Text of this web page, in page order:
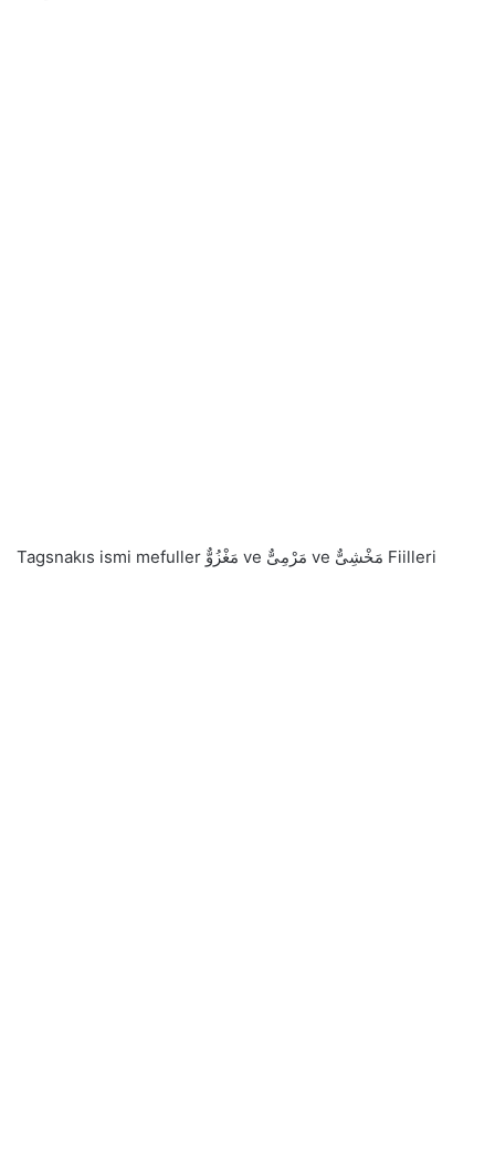
Tags nakıs ismi mefuller مَغْزُوٌّ ve مَرْمِىٌّ ve مَخْشِىٌّ Fiilleri